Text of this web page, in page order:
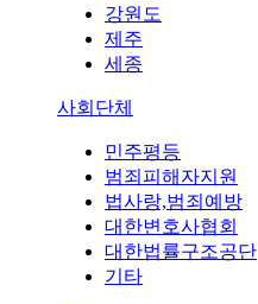
강원도
제주
세종
사회단체
민주평등
범죄피해자지원
법사랑,범죄예방
대한변호사협회
대한법률구조공단
기타